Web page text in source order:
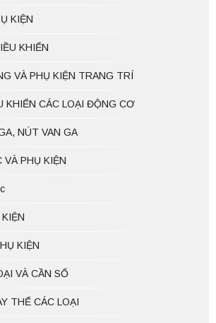
KIỆN
KHIỂN
VÀ PHỤ KIỆN TRANG TRÍ
KHIỂN CÁC LOẠI ĐỘNG CƠ
NÚT VAN GA
VÀ PHỤ KIỆN
KIỆN
VÀ CẦN SỐ
THẾ CÁC LOẠI